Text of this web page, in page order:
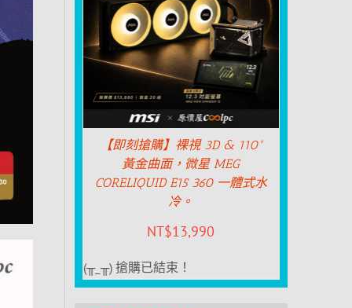
【即刻搶購】裸視 3D & 110°
黃金曲面，微星 MEG
CORELIQUID E15 360 一體式水
冷。
NT$13,990
(╥_╥) 搶購已結束！